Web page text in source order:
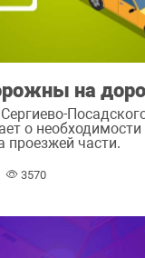
на
о
проезжей части.
3570